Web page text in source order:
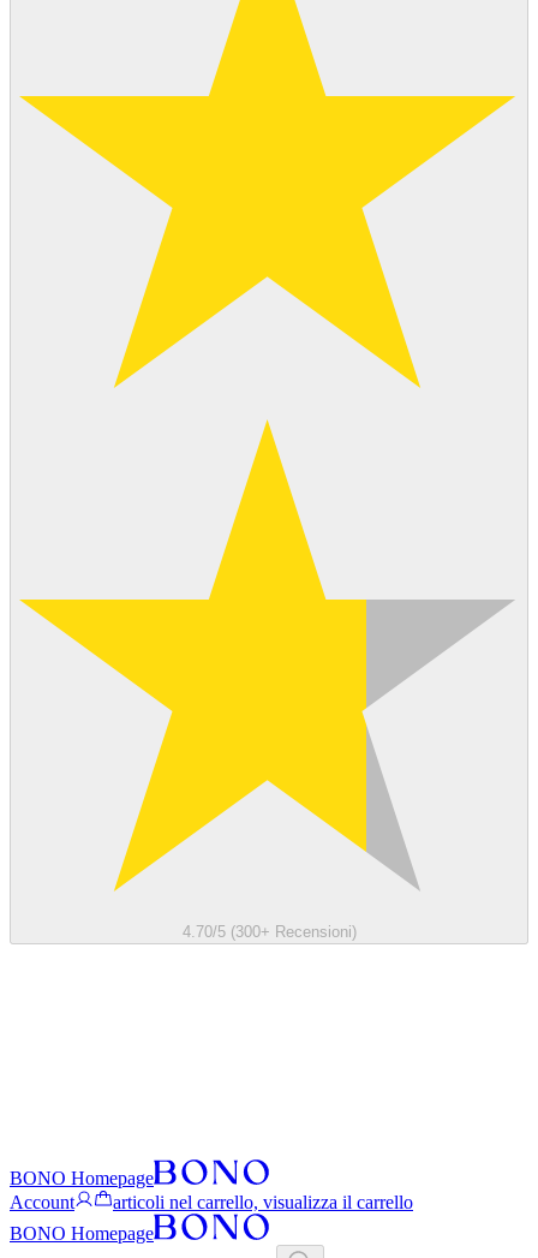
4.70/5 (300+ Recensioni)
BONO Homepage
Account
articoli nel carrello, visualizza il carrello
BONO Homepage